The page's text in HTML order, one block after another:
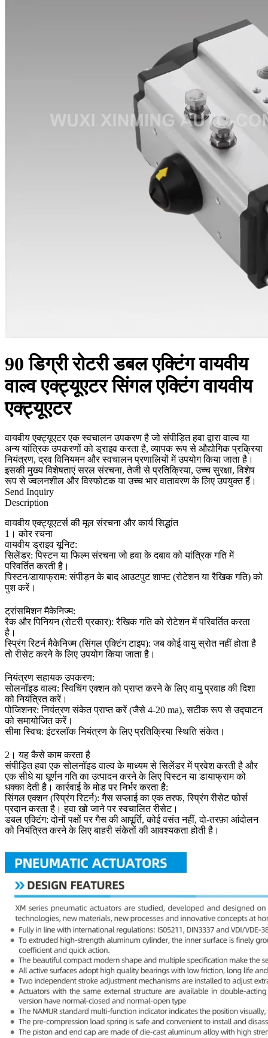
90 डिग्री रोटरी डबल एक्टिंग वायवीय
वाल्व एक्ट्यूएटर सिंगल एक्टिंग वायवीय
एक्ट्यूएटर
वायवीय एक्ट्यूएटर एक स्वचालन उपकरण है जो संपीड़ित हवा द्वारा वाल्व या
अन्य यांत्रिक उपकरणों को ड्राइव करता है, व्यापक रूप से औद्योगिक प्रक्रिया
नियंत्रण, द्रव विनियमन और स्वचालन प्रणालियों में उपयोग किया जाता है।
इसकी मुख्य विशेषताएं सरल संरचना, तेजी से प्रतिक्रिया, उच्च सुरक्षा, विशेष
रूप से ज्वलनशील और विस्फोटक या उच्च भार वातावरण के लिए उपयुक्त हैं।
Send Inquiry
Description
वायवीय एक्ट्यूएटर्स की मूल संरचना और कार्य सिद्धांत
1। कोर रचना
वायवीय ड्राइव यूनिट:
सिलेंडर: पिस्टन या फिल्म संरचना जो हवा के दबाव को यांत्रिक गति में
परिवर्तित करती है।
पिस्टन/डायाफ्राम: संपीड़न के बाद आउटपुट शाफ्ट (रोटेशन या रैखिक गति) को
पुश करें।
ट्रांसमिशन मैकेनिज्म:
रैक और पिनियन (रोटरी प्रकार): रैखिक गति को रोटेशन में परिवर्तित करता
है।
स्प्रिंग रिटर्न मैकेनिज्म (सिंगल एक्टिंग टाइप): जब कोई वायु स्रोत नहीं होता है
तो रीसेट करने के लिए उपयोग किया जाता है।
नियंत्रण सहायक उपकरण:
सोलनॉइड वाल्व: स्विचिंग एक्शन को प्राप्त करने के लिए वायु प्रवाह की दिशा
को नियंत्रित करें।
पोजिशनर: नियंत्रण संकेत प्राप्त करें (जैसे 4-20 ma), सटीक रूप से उद्घाटन
को समायोजित करें।
सीमा स्विच: इंटरलॉक नियंत्रण के लिए प्रतिक्रिया स्थिति संकेत।
2। यह कैसे काम करता है
संपीड़ित हवा एक सोलनॉइड वाल्व के माध्यम से सिलेंडर में प्रवेश करती है और
एक सीधे या घूर्णन गति का उत्पादन करने के लिए पिस्टन या डायाफ्राम को
धक्का देती है। कार्रवाई के मोड पर निर्भर करता है:
सिंगल एक्शन (स्प्रिंग रिटर्न): गैस सप्लाई का एक तरफ, स्प्रिंग रीसेट फोर्स
प्रदान करता है। हवा खो जाने पर स्वचालित रीसेट।
डबल एक्टिंग: दोनों पक्षों पर गैस की आपूर्ति, कोई वसंत नहीं, दो-तरफ़ा आंदोलन
को नियंत्रित करने के लिए बाहरी संकेतों की आवश्यकता होती है।